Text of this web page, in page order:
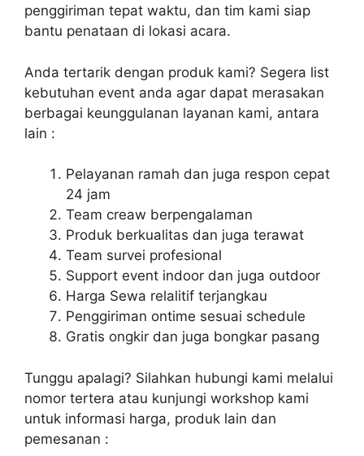
penggiriman tepat waktu, dan tim kami siap
bantu penataan di lokasi acara.
Anda tertarik dengan produk kami? Segera list
kebutuhan event anda agar dapat merasakan
berbagai keunggulanan layanan kami, antara
lain :
Pelayanan ramah dan juga respon cepat
24 jam
Team creaw berpengalaman
Produk berkualitas dan juga terawat
Team survei profesional
Support event indoor dan juga outdoor
Harga Sewa relalitif terjangkau
Penggiriman ontime sesuai schedule
Gratis ongkir dan juga bongkar pasang
Tunggu apalagi? Silahkan hubungi kami melalui
nomor tertera atau kunjungi workshop kami
untuk informasi harga, produk lain dan
pemesanan :